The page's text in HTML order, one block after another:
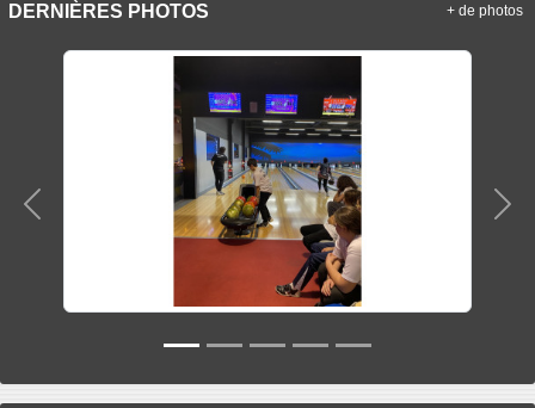
DERNIÈRES PHOTOS
Précedent
+ de photos